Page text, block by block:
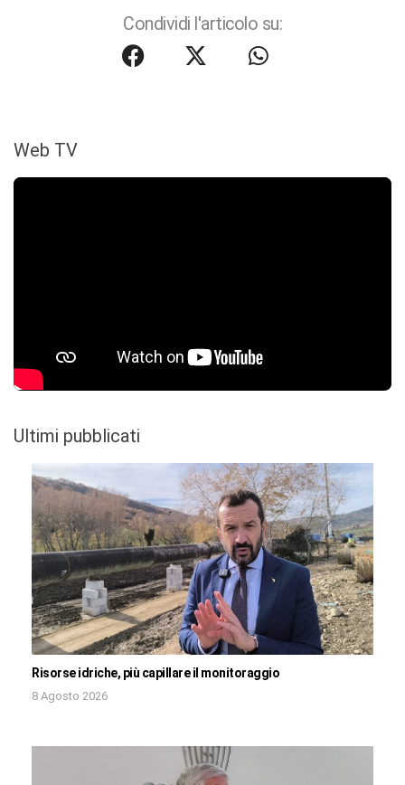
Condividi l'articolo su:
Web TV
Ultimi pubblicati
Risorse idriche, più capillare il monitoraggio
8 Agosto 2026